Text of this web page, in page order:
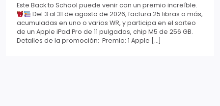
Este Back to School puede venir con un premio increíble.
Del 3 al 31 de agosto de 2026, factura 25 libras o más,
acumuladas en uno o varios WR, y participa en el sorteo
de un Apple iPad Pro de 11 pulgadas, chip M5 de 256 GB.
Detalles de la promoción: Premio: 1 Apple […]